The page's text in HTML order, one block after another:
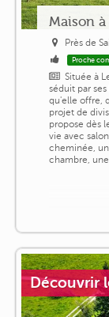
Maison
Près de
Proche
Située à
séduit par
qu'elle offre,
projet de
propose dès
vie avec
cheminée,
chambre,
Découvrir